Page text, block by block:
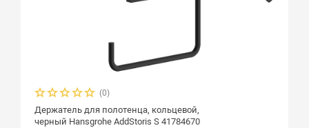
(0)
Держатель для полотенца, кольцевой,
черный Hansgrohe AddStoris S 41784670